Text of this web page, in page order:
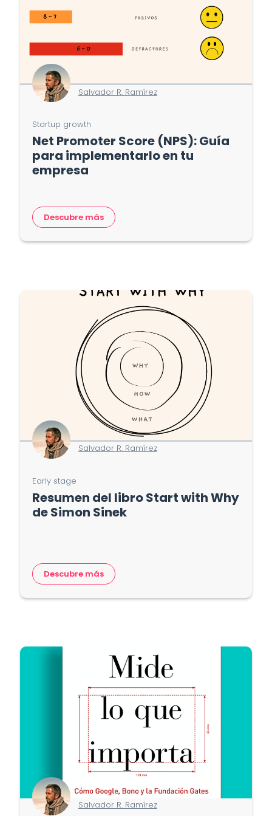
Salvador R. Ramírez
Startup growth
Net Promoter Score (NPS): Guía
para implementarlo en tu
empresa
Descubre más
Salvador R. Ramírez
Early stage
Resumen del libro Start with Why
de Simon Sinek
Descubre más
Salvador R. Ramírez